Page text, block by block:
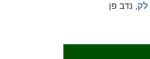
לק, נדב פן